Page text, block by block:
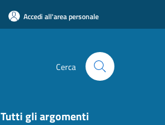
Accedi all'area personale
Cerca
Tutti gli argomenti